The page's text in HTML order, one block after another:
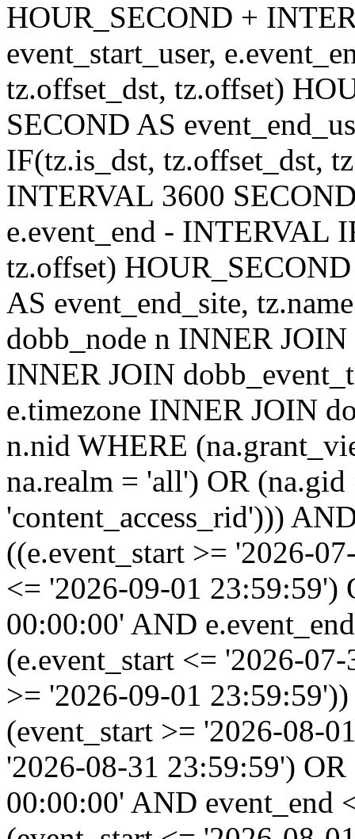
HOUR_SECOND +
event_start_user,
tz.offset_dst, tz.offset)
SECOND AS
IF(tz.is_dst, tz.offset_dst,
INTERVAL 3600
e.event_end - INTERVAL
tz.offset)
AS event_end_site,
dobb_node n INNER
INNER JOIN
e.timezone INNER JOIN
n.nid WHERE
na.realm = 'all') OR
'content_access_rid')))
((e.event_start >= '2026-
<= '2026-09-01 23:59:59')
00:00:00' AND
(e.event_start <= '2026-
>= '2026-09-01
(event_start >= '2026-08-
'2026-08-31 23:59:59')
00:00:00' AND event_end